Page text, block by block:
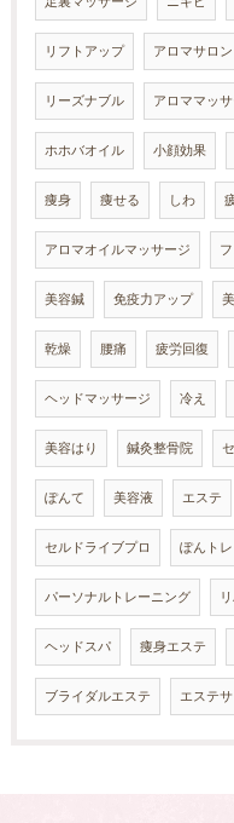
リフトアップ アロマサロン
リーズナブル アロママッ
ホホバオイル 小顔効果
痩身 痩せる しわ
アロマオイルマッサージ
美容鍼 免疫力アップ
乾燥 腰痛 疲労回復
ヘッドマッサージ 冷え
美容はり 鍼灸整骨院
ぽんて 美容液 エステ
セルドライブプロ ぽんトレ
パーソナルトレーニング
ヘッドスパ 痩身エステ
ブライダルエステ エステ